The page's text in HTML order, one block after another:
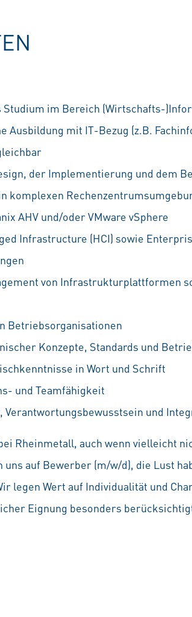
im Bereich (Wirtschafts-
Ausbildung mit IT-Bezug (z.B.
der Implementierung und dem
komplexen
AHV und/oder VMware vSphere
Infrastructure (HCI) sowie
von Infrastrukturplattformen
Betriebsorganisationen
Konzepte, Standards und
in Wort und Schrift
und Teamfähigkeit
Verantwortungsbewusstsein und
Rheinmetall, auch wenn vielleicht
auf Bewerber (m/w/d), die Lust
legen Wert auf Individualität und
Eignung besonders